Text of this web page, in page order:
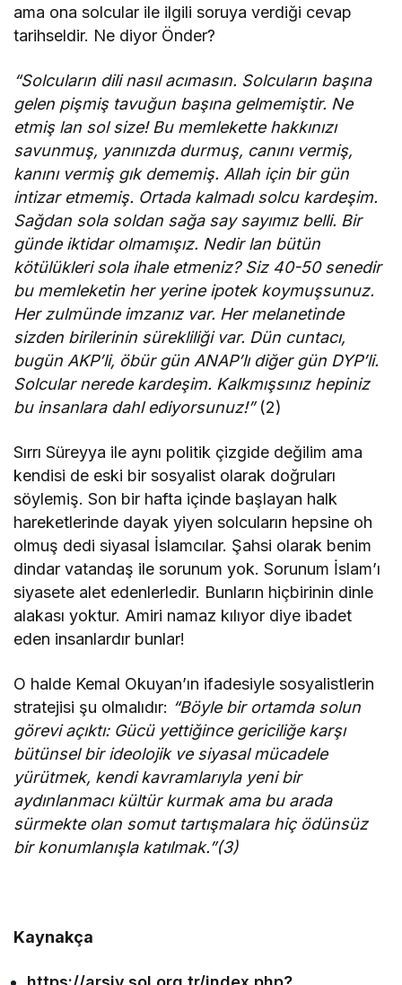
ama ona solcular ile ilgili soruya verdiği cevap
tarihseldir. Ne diyor Önder?
“Solcuların dili nasıl acımasın. Solcuların başına
gelen pişmiş tavuğun başına gelmemiştir. Ne
etmiş lan sol size! Bu memlekette hakkınızı
savunmuş, yanınızda durmuş, canını vermiş,
kanını vermiş gık dememiş. Allah için bir gün
intizar etmemiş. Ortada kalmadı solcu kardeşim.
Sağdan sola soldan sağa say sayımız belli. Bir
günde iktidar olmamışız. Nedir lan bütün
kötülükleri sola ihale etmeniz? Siz 40-50 senedir
bu memleketin her yerine ipotek koymuşsunuz.
Her zulmünde imzanız var. Her melanetinde
sizden birilerinin sürekliliği var. Dün cuntacı,
bugün AKP’li, öbür gün ANAP’lı diğer gün DYP’li.
Solcular nerede kardeşim. Kalkmışsınız hepiniz
bu insanlara dahl ediyorsunuz!”(2)
Sırrı Süreyya ile aynı politik çizgide değilim ama
kendisi de eski bir sosyalist olarak doğruları
söylemiş. Son bir hafta içinde başlayan halk
hareketlerinde dayak yiyen solcuların hepsine oh
olmuş dedi siyasal İslamcılar. Şahsi olarak benim
dindar vatandaş ile sorunum yok. Sorunum İslam’ı
siyasete alet edenlerledir. Bunların hiçbirinin dinle
alakası yoktur. Amiri namaz kılıyor diye ibadet
eden insanlardır bunlar!
O halde Kemal Okuyan’ın ifadesiyle sosyalistlerin
stratejisi şu olmalıdır: “Böyle bir ortamda solun
görevi açıktı: Gücü yettiğince gericiliğe karşı
bütünsel bir ideolojik ve siyasal mücadele
yürütmek, kendi kavramlarıyla yeni bir
aydınlanmacı kültür kurmak ama bu arada
sürmekte olan somut tartışmalara hiç ödünsüz
bir konumlanışla katılmak.”(3)
Kaynakça